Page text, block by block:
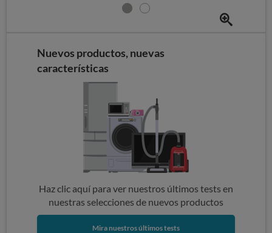
Nuevos productos, nuevas
características
Haz clic aquí para ver nuestros últimos tests en
nuestras selecciones de nuevos productos
Mira nuestros últimos tests